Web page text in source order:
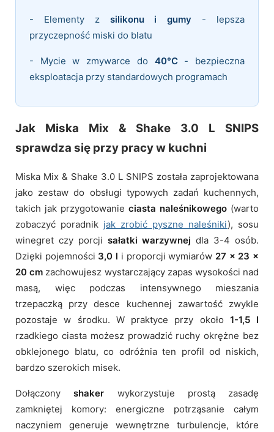
- Elementy z silikonu i gumy - lepsza
przyczepność miski do blatu
- Mycie w zmywarce do 40°C- bezpieczna
eksploatacja przy standardowych programach
Jak Miska Mix & Shake 3.0 L SNIPS
sprawdza się przy pracy w kuchni
Miska Mix & Shake 3.0 L SNIPS została zaprojektowana
jako zestaw do obsługi typowych zadań kuchennych,
takich jak przygotowanie ciasta naleśnikowego (warto
zobaczyć poradnik jak zrobić pyszne naleśniki), sosu
winegret czy porcji sałatki warzywnej dla 3-4 osób.
Dzięki pojemności 3,0 l i proporcji wymiarów 27 × 23 ×
20 cm zachowujesz wystarczający zapas wysokości nad
masą, więc podczas intensywnego mieszania
trzepaczką przy desce kuchennej zawartość zwykle
pozostaje w środku. W praktyce przy około 1-1,5 l
rzadkiego ciasta możesz prowadzić ruchy okrężne bez
obklejonego blatu, co odróżnia ten profil od niskich,
bardzo szerokich misek.
Dołączonyshaker wykorzystuje prostą zasadę
zamkniętej komory: energiczne potrząsanie całym
naczyniem generuje wewnętrzne turbulencje, które